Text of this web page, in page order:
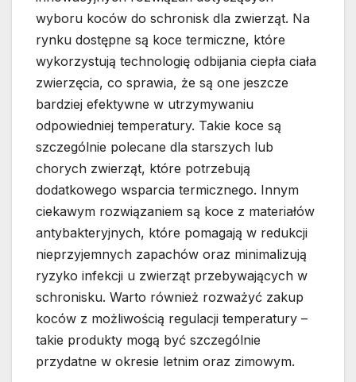
wyboru koców do schronisk dla zwierząt. Na
rynku dostępne są koce termiczne, które
wykorzystują technologię odbijania ciepła ciała
zwierzęcia, co sprawia, że są one jeszcze
bardziej efektywne w utrzymywaniu
odpowiedniej temperatury. Takie koce są
szczególnie polecane dla starszych lub
chorych zwierząt, które potrzebują
dodatkowego wsparcia termicznego. Innym
ciekawym rozwiązaniem są koce z materiałów
antybakteryjnych, które pomagają w redukcji
nieprzyjemnych zapachów oraz minimalizują
ryzyko infekcji u zwierząt przebywających w
schronisku. Warto również rozważyć zakup
koców z możliwością regulacji temperatury –
takie produkty mogą być szczególnie
przydatne w okresie letnim oraz zimowym.